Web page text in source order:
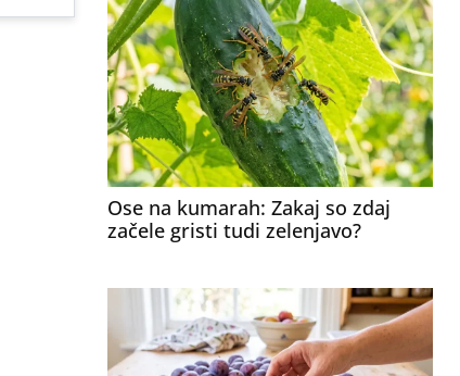
Ose na kumarah: Zakaj so zdaj
začele gristi tudi zelenjavo?